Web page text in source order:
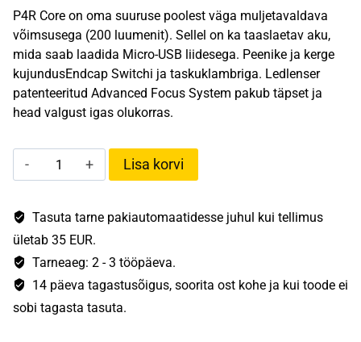
oli:
39,90 €.
on:
19,95 €.
P4R Core on oma suuruse poolest väga muljetavaldava
võimsusega (200 luumenit). Sellel on ka taaslaetav aku,
mida saab laadida Micro-USB liidesega. Peenike ja kerge
kujundusEndcap Switchi ja taskuklambriga. Ledlenser
patenteeritud Advanced Focus System pakub täpset ja
head valgust igas olukorras.
Ledlenser
P4R
kogus
Lisa korvi
Tasuta tarne pakiautomaatidesse juhul kui tellimus
ületab 35 EUR.
Tarneaeg: 2 - 3 tööpäeva.
14 päeva tagastusõigus, soorita ost kohe ja kui toode ei
sobi tagasta tasuta.